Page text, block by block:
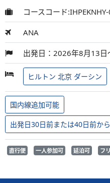
コースコード
ANA
出発日：2026年8月13
ヒルトン 北京 ダーシン
国内線追加可能
出発日30日前または40日前か
直行便 一人参加可 延泊可 フ